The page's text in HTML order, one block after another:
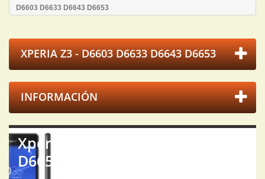
D6603 D6633 D6643 D6653
XPERIA Z3 - D6603 D6633 D6643 D6653
INFORMACIÓN
Xperia Z3 - D6603 D6633 D6643
D6653